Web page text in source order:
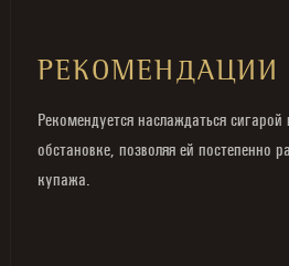
РЕКОМЕНДАЦИИ
Рекомендуется наслаждаться
обстановке, позволяя ей постепенно
купажа.